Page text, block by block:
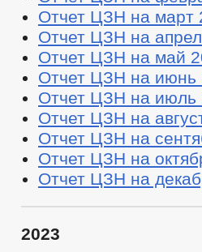
Отчет ЦЗН на март
Отчет ЦЗН на
Отчет ЦЗН на май
Отчет ЦЗН на июнь
Отчет ЦЗН на июль
Отчет ЦЗН на
Отчет ЦЗН на
Отчет ЦЗН на
Отчет ЦЗН на
2023